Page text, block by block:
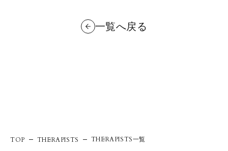
一覧へ戻る
TOP THERAPISTS THERAPISTS一覧